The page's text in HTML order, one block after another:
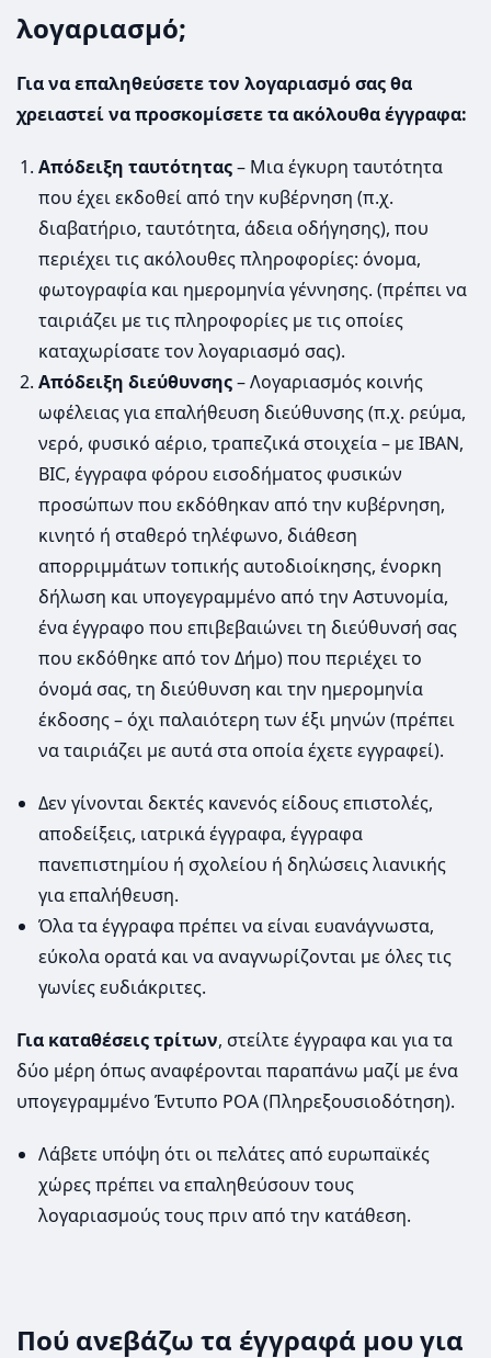
λογαριασμό;
Για να επαληθεύσετε τον λογαριασμό σας θα
χρειαστεί να προσκομίσετε τα ακόλουθα έγγραφα:
Απόδειξη ταυτότητας– Μια έγκυρη ταυτότητα
που έχει εκδοθεί από την κυβέρνηση (π.χ.
διαβατήριο, ταυτότητα, άδεια οδήγησης), που
περιέχει τις ακόλουθες πληροφορίες: όνομα,
φωτογραφία και ημερομηνία γέννησης. (πρέπει να
ταιριάζει με τις πληροφορίες με τις οποίες
καταχωρίσατε τον λογαριασμό σας).
Απόδειξη διεύθυνσης– Λογαριασμός κοινής
ωφέλειας για επαλήθευση διεύθυνσης (π.χ. ρεύμα,
νερό, φυσικό αέριο, τραπεζικά στοιχεία – με IBAN,
BIC, έγγραφα φόρου εισοδήματος φυσικών
προσώπων που εκδόθηκαν από την κυβέρνηση,
κινητό ή σταθερό τηλέφωνο, διάθεση
απορριμμάτων τοπικής αυτοδιοίκησης, ένορκη
δήλωση και υπογεγραμμένο από την Αστυνομία,
ένα έγγραφο που επιβεβαιώνει τη διεύθυνσή σας
που εκδόθηκε από τον Δήμο) που περιέχει το
όνομά σας, τη διεύθυνση και την ημερομηνία
έκδοσης – όχι παλαιότερη των έξι μηνών (πρέπει
να ταιριάζει με αυτά στα οποία έχετε εγγραφεί).
Δεν γίνονται δεκτές κανενός είδους επιστολές,
αποδείξεις, ιατρικά έγγραφα, έγγραφα
πανεπιστημίου ή σχολείου ή δηλώσεις λιανικής
για επαλήθευση.
Όλα τα έγγραφα πρέπει να είναι ευανάγνωστα,
εύκολα ορατά και να αναγνωρίζονται με όλες τις
γωνίες ευδιάκριτες.
Για καταθέσεις τρίτων, στείλτε έγγραφα και για τα
δύο μέρη όπως αναφέρονται παραπάνω μαζί με ένα
υπογεγραμμένο Έντυπο POA (Πληρεξουσιοδότηση).
Λάβετε υπόψη ότι οι πελάτες από ευρωπαϊκές
χώρες πρέπει να επαληθεύσουν τους
λογαριασμούς τους πριν από την κατάθεση.
Πού ανεβάζω τα έγγραφά μου για